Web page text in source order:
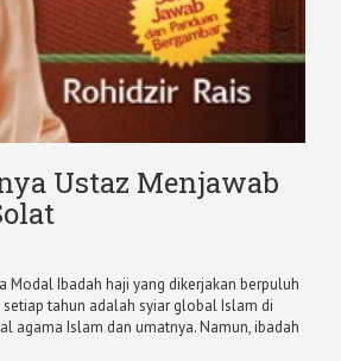
Ustaz Menjawab
Modal Ibadah haji yang dikerjakan berpuluh
tahun adalah syiar global Islam di
agama Islam dan umatnya. Namun, ibadah